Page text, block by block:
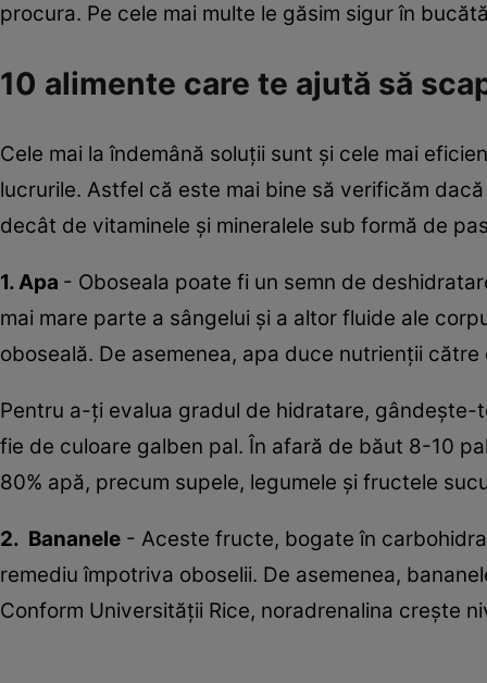
procura. Pe cele mai multe le găsim sigur în
10 alimente care te ajută să
Cele mai la îndemână soluții sunt și cele mai
lucrurile. Astfel că este mai bine să verificăm
decât de vitaminele și mineralele sub formă de
1. Apa - Oboseala poate fi un semn de
mai mare parte a sângelui și a altor fluide ale
oboseală. De asemenea, apa duce nutrienţii
Pentru a-ţi evalua gradul de hidratare,
fie de culoare galben pal. În afară de băut 8-10
80% apă, precum supele, legumele şi fructele
2. Bananele - Aceste fructe, bogate în
remediu împotriva oboselii. De asemenea,
Conform Universității Rice, noradrenalina crește